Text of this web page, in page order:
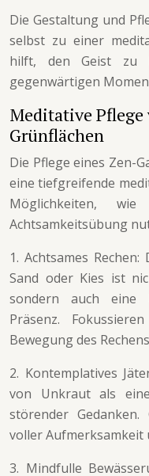
Die Gestaltung und
selbst zu einer
hilft, den Geist zu
gegenwärtigen
Meditative
Grünflächen
Die Pflege eines Zen-
eine tiefgreifende
Möglichkeiten,
Achtsamkeitsübung
1. Achtsames
Sand oder Kies ist
sondern auch eine
Präsenz.
Bewegung des
2. Kontemplatives
von Unkraut als
störender
voller Aufmerksamkeit
3. Mindfulle